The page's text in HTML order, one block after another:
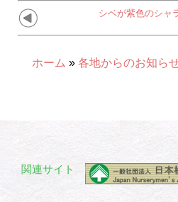
シベが紫色のシャ
ホーム » 各地からのお知ら
関連サイト